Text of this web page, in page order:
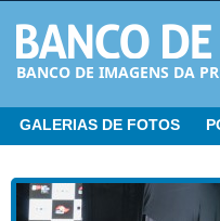
BANCO DE IMAGENS DA
GALERIAS DE FOTOS